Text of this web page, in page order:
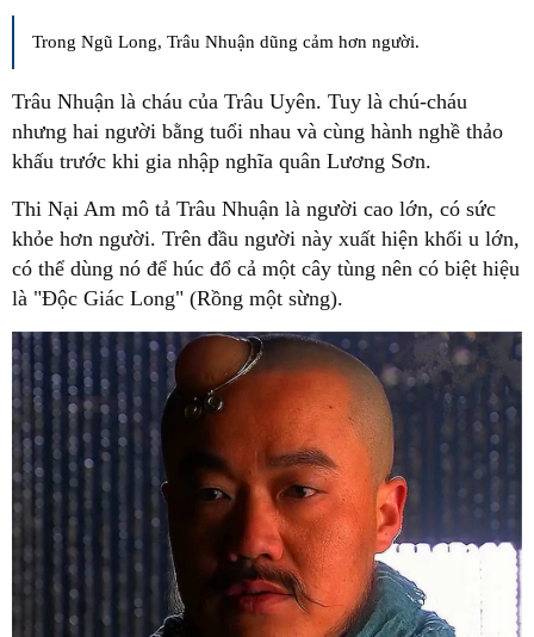
Trong Ngũ Long, Trâu Nhuận dũng cảm hơn người.
Trâu Nhuận là cháu của Trâu Uyên. Tuy là chú-cháu
nhưng hai người bằng tuổi nhau và cùng hành nghề thảo
khấu trước khi gia nhập nghĩa quân Lương Sơn.
Thi Nại Am mô tả Trâu Nhuận là người cao lớn, có sức
khỏe hơn người. Trên đầu người này xuất hiện khối u lớn,
có thể dùng nó để húc đổ cả một cây tùng nên có biệt hiệu
là "Độc Giác Long" (Rồng một sừng).